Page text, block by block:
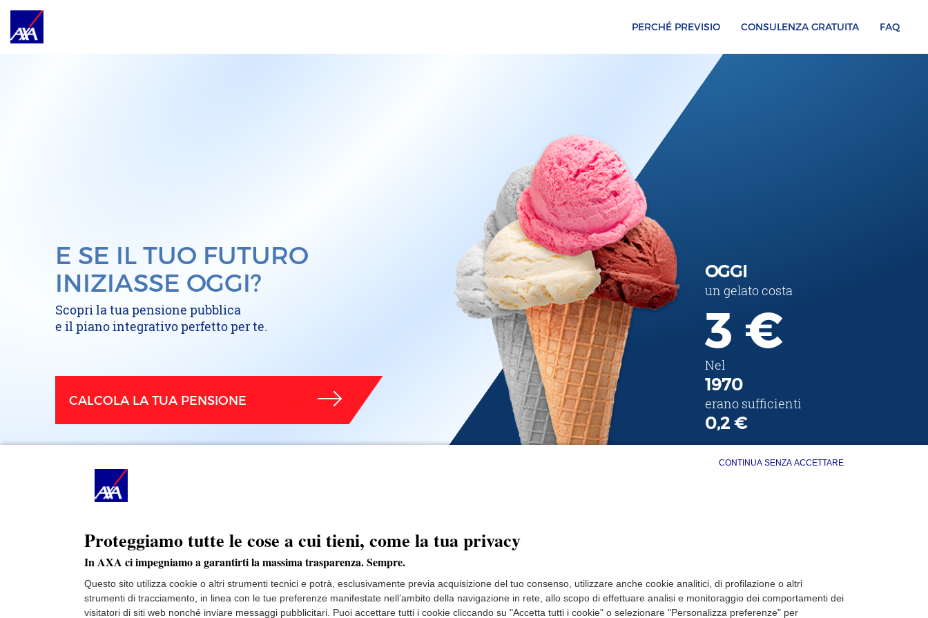
Proteggiamo tutte le cose a cui tieni, come la tua privacy
In AXA ci impegniamo a garantirti la massima trasparenza. Sempre.
Questo sito utilizza cookie o altri strumenti tecnici e potrà, esclusivamente previa acquisizione del tuo consenso, utilizzare anche cookie analitici, di profilazione o altri
strumenti di tracciamento, in linea con le tue preferenze manifestate nell’ambito della navigazione in rete, allo scopo di effettuare analisi e monitoraggio dei comportamenti dei
visitatori di siti web nonché inviare messaggi pubblicitari. Puoi accettare tutti i cookie cliccando su "Accetta tutti i cookie" o selezionare "Personalizza preferenze" per
CONTINUA SENZA ACCETTARE
PERCHÉ PREVISIO CONSULENZA GRATUITA FAQ
E SE IL TUO FUTURO
INIZIASSE OGGI?
Scopri la tua pensione pubblica
e il piano integrativo perfetto per te.
CALCOLA LA TUA PENSIONE
OGGI
un gelato costa
3 €
Nel
1970
erano sufficienti
0,2 €